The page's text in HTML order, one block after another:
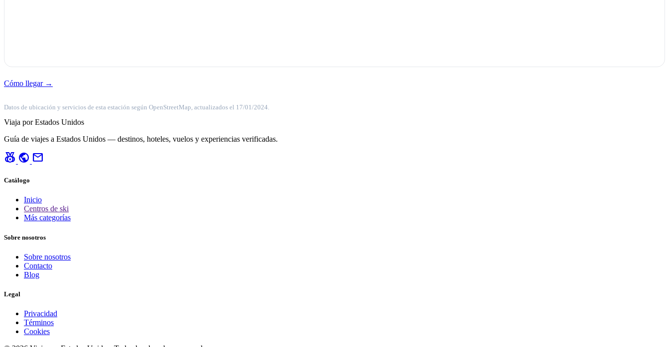
Cómo llegar →
Datos de ubicación y servicios de esta estación según OpenStreetMap, actualizados el 17/01/2024.
Viaja por Estados Unidos
Guía de viajes a Estados Unidos — destinos, hoteles, vuelos y experiencias verificadas.
social_leaderboard public mail
Catálogo
Inicio
Centros de ski
Más categorías
Sobre nosotros
Sobre nosotros
Contacto
Blog
Legal
Privacidad
Términos
Cookies